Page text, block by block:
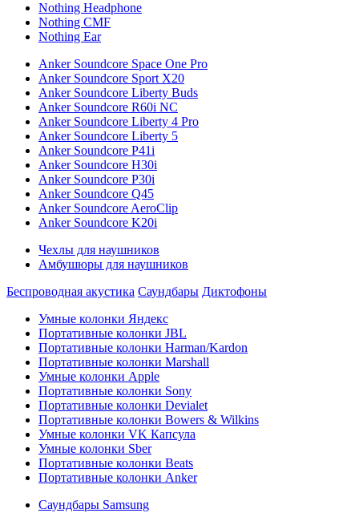
Nothing Headphone
Nothing CMF
Nothing Ear
Anker Soundcore Space One Pro
Anker Soundcore Sport X20
Anker Soundcore Liberty Buds
Anker Soundcore R60i NC
Anker Soundcore Liberty 4 Pro
Anker Soundcore Liberty 5
Anker Soundcore P41i
Anker Soundcore H30i
Anker Soundcore P30i
Anker Soundcore Q45
Anker Soundcore AeroClip
Anker Soundcore K20i
Чехлы для наушников
Амбушюры для наушников
Беспроводная акустика Саундбары Диктофоны
Умные колонки Яндекс
Портативные колонки JBL
Портативные колонки Harman/Kardon
Портативные колонки Marshall
Умные колонки Apple
Портативные колонки Sony
Портативные колонки Devialet
Портативные колонки Bowers & Wilkins
Умные колонки VK Капсула
Умные колонки Sber
Портативные колонки Beats
Портативные колонки Anker
Саундбары Samsung